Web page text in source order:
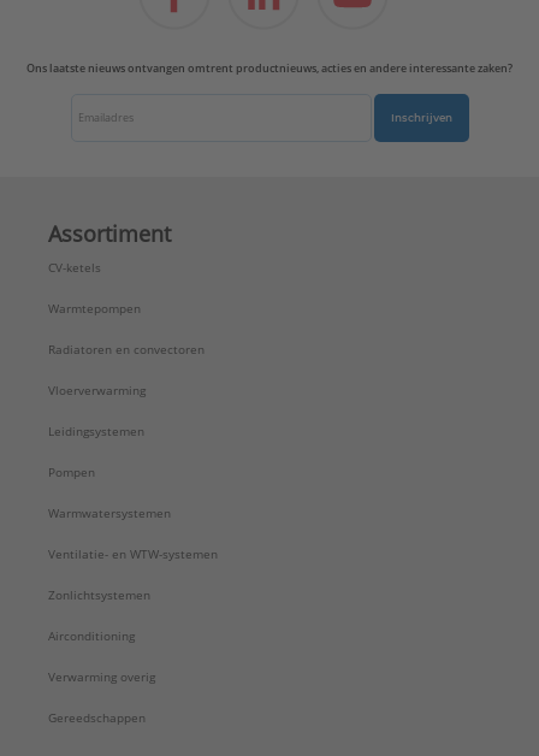
Ons laatste nieuws ontvangen omtrent productnieuws, acties en andere interessante zaken?
Inschrijven
Assortiment
CV-ketels
Warmtepompen
Radiatoren en convectoren
Vloerverwarming
Leidingsystemen
Pompen
Warmwatersystemen
Ventilatie- en WTW-systemen
Zonlichtsystemen
Airconditioning
Verwarming overig
Gereedschappen